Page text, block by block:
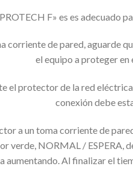
F» es es adecuado
corriente de pared, aguarde
el equipo a proteger
el protector de la red
conexión debe
a un toma corriente de
verde, NORMAL / ESPERA,
aumentando. Al finalizar el